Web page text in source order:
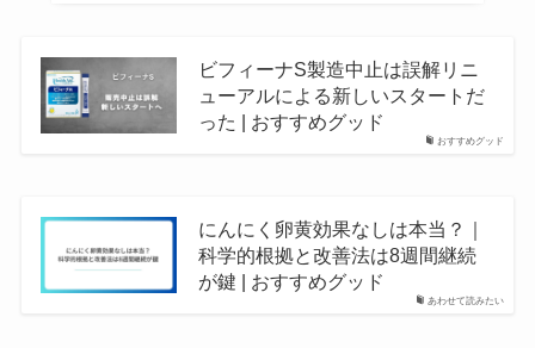
おすすめグッド
ビフィーナS製造中止は誤解リニ
ューアルによる新しいスタートだ
った | おすすめグッド
あわせて読みたい
にんにく卵黄効果なしは本当？｜
科学的根拠と改善法は8週間継続
が鍵 | おすすめグッド